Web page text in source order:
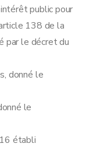
public pour
138 de la
par le décret du
donné le
le
établi